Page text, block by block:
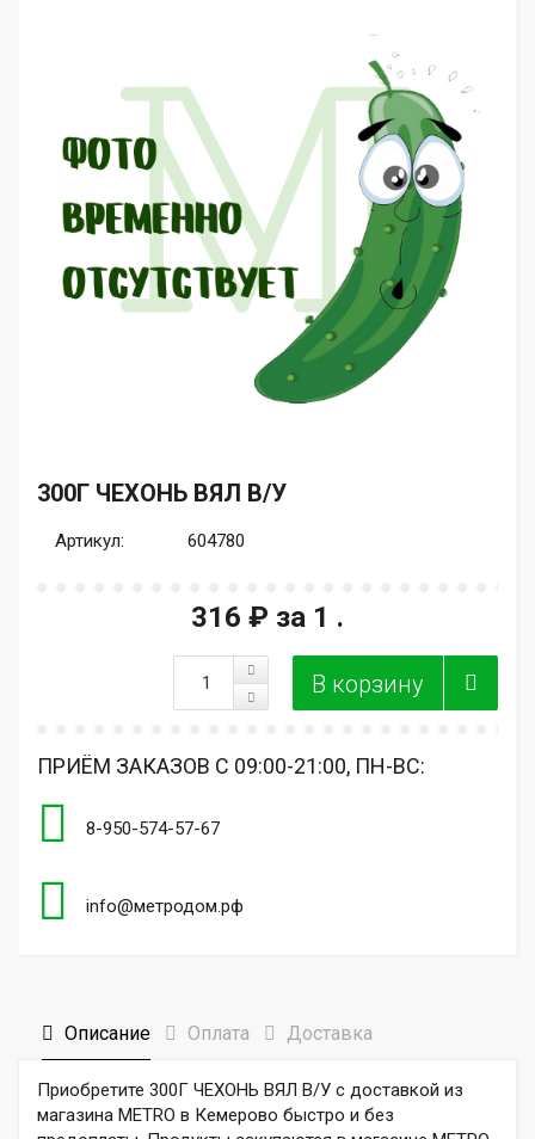
300Г ЧЕХОНЬ ВЯЛ В/У
Артикул: 604780
316 ₽ за 1 .
ПРИЁМ ЗАКАЗОВ С 09:00-21:00, ПН-ВС:
8-950-574-57-67
info@метродом.рф
Описание Оплата Доставка
Приобретите 300Г ЧЕХОНЬ ВЯЛ В/У с доставкой из
магазина METRO в Кемерово быстро и без